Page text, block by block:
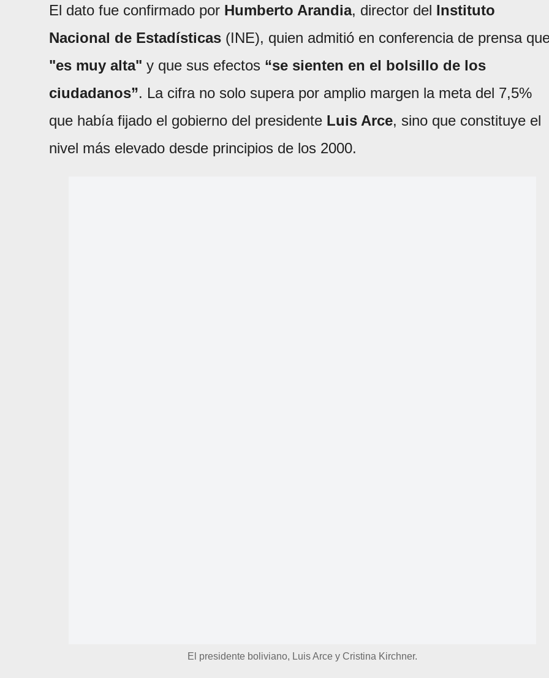
El dato fue confirmado por Humberto Arandia, director del Instituto
Nacional de Estadísticas (INE), quien admitió en conferencia de prensa
"es muy alta" y que sus efectos “se sienten en el bolsillo de los
ciudadanos”. La cifra no solo supera por amplio margen la meta del 7,5%
que había fijado el gobierno del presidente Luis Arce, sino que constituye el
nivel más elevado desde principios de los 2000.
El presidente boliviano, Luis Arce y Cristina Kirchner.